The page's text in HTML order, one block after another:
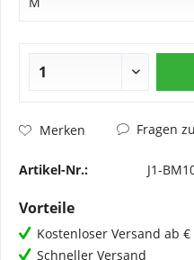
Merken Fragen
Artikel-Nr.: J1-
Vorteile
Kostenloser Versand ab €
Schneller Versand